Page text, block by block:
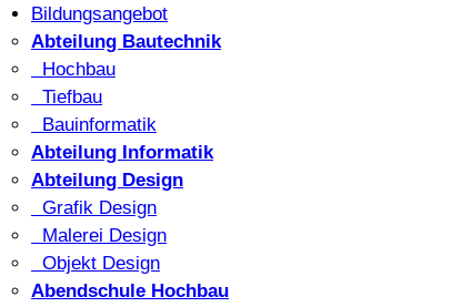
Bildungsangebot
Abteilung Bautechnik
Hochbau
Tiefbau
Bauinformatik
Abteilung Informatik
Abteilung Design
Grafik Design
Malerei Design
Objekt Design
Abendschule Hochbau